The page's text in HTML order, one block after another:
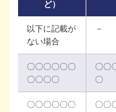
ど）
以下に記載が
ない場合
－
〇〇〇〇〇〇
〇〇〇〇
〇〇
〇
〇〇〇〇〇〇
〇〇